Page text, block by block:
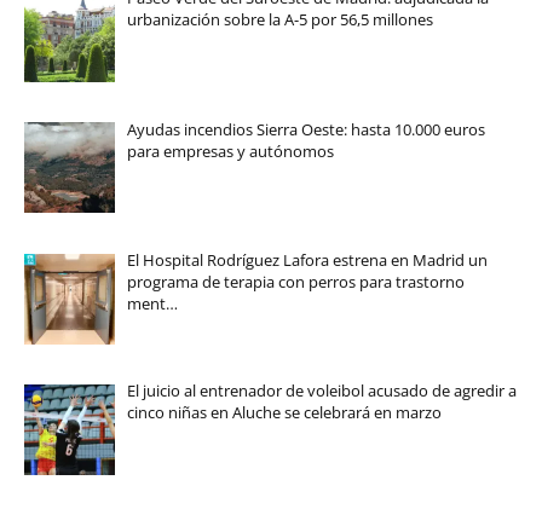
urbanización sobre la A-5 por 56,5 millones
Ayudas incendios Sierra Oeste: hasta 10.000 euros
para empresas y autónomos
El Hospital Rodríguez Lafora estrena en Madrid un
programa de terapia con perros para trastorno
ment…
El juicio al entrenador de voleibol acusado de agredir a
cinco niñas en Aluche se celebrará en marzo